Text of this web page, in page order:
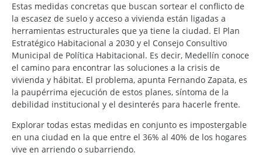
Estas medidas concretas que buscan sortear el conflicto de
la escasez de suelo y acceso a vivienda están ligadas a
herramientas estructurales que ya tiene la ciudad. El Plan
Estratégico Habitacional a 2030 y el Consejo Consultivo
Municipal de Política Habitacional. Es decir, Medellín conoce
el camino para encontrar las soluciones a la crisis de
vivienda y hábitat. El problema, apunta Fernando Zapata, es
la paupérrima ejecución de estos planes, síntoma de la
debilidad institucional y el desinterés para hacerle frente.
Explorar todas estas medidas en conjunto es impostergable
en una ciudad en la que entre el 36% al 40% de los hogares
vive en arriendo o subarriendo.